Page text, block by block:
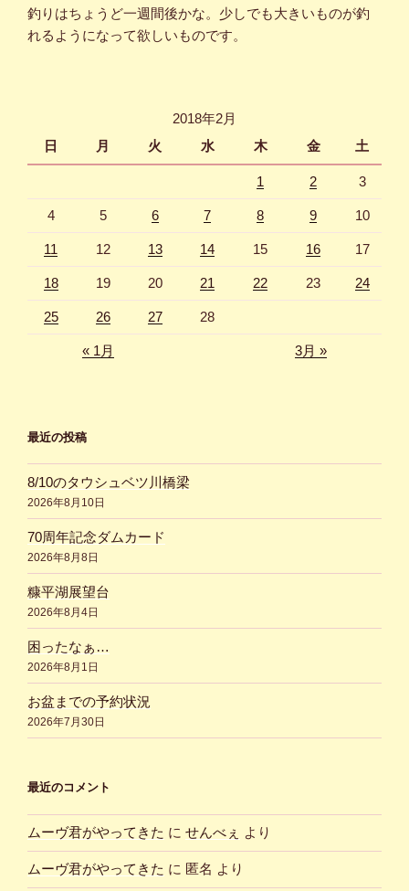
釣りはちょうど一週間後かな。少しでも大きいものが釣
れるようになって欲しいものです。
2018年2月
日
月 火 水 木 金 土
1 2 3
4 5 6 7 8 9 10
11 12 13 14 15 16 17
18 19 20 21 22 23 24
25 26 27 28
« 1月 3月 »
最近の投稿
8/10のタウシュベツ川橋梁
2026年8月10日
70周年記念ダムカード
2026年8月8日
糠平湖展望台
2026年8月4日
困ったなぁ…
2026年8月1日
お盆までの予約状況
2026年7月30日
最近のコメント
ムーヴ君がやってきた に せんべぇ より
ムーヴ君がやってきた に 匿名 より